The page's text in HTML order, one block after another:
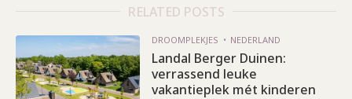
RELATED POSTS
DROOMPLEKJES NEDERLAND
Landal Berger Duinen:
verrassend leuke
vakantieplek mét kinderen